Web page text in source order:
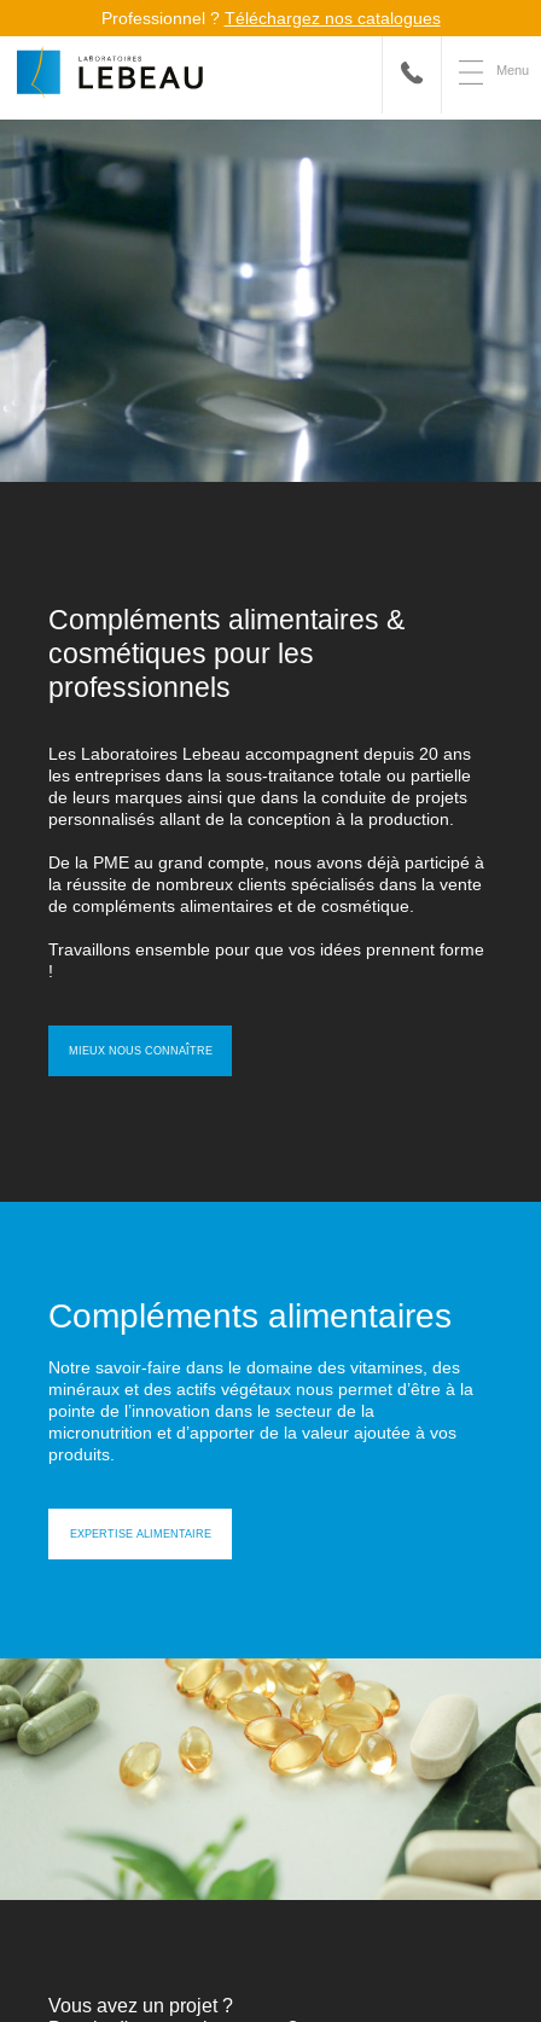
Professionnel ? Téléchargez nos catalogues
Menu
Compléments alimentaires &
cosmétiques pour les
professionnels
Les Laboratoires Lebeau accompagnent depuis 20 ans
les entreprises dans la sous-traitance totale ou partielle
de leurs marques ainsi que dans la conduite de projets
personnalisés allant de la conception à la production.
De la PME au grand compte , nous avons déjà participé à
la réussite de nombreux clients spécialisés dans la vente
de compléments alimentaires et de cosmétique.
Travaillons ensemble pour que vos idées prennent forme
!
MIEUX NOUS CONNAÎTRE
Compléments alimentaires
Notre savoir-faire dans le domaine des vitamines, des
minéraux et des actifs végétaux nous permet d’être à la
pointe de l’innovation dans le secteur de la
micronutrition et d’apporter de la valeur ajoutée à vos
produits.
EXPERTISE ALIMENTAIRE
Vous avez un projet ?